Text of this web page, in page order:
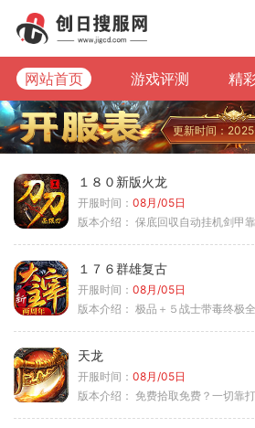
网站首页 游戏评测 精
更新时间：
１８０新版火龙
开服时间： 08月/05日
版本介绍： 保底回収自动挂机剑甲
１７６群雄复古
开服时间： 08月/05日
版本介绍： 极品＋５战士带毒终极
天龙
开服时间： 08月/05日
版本介绍： 免费拾取免费？一切靠打